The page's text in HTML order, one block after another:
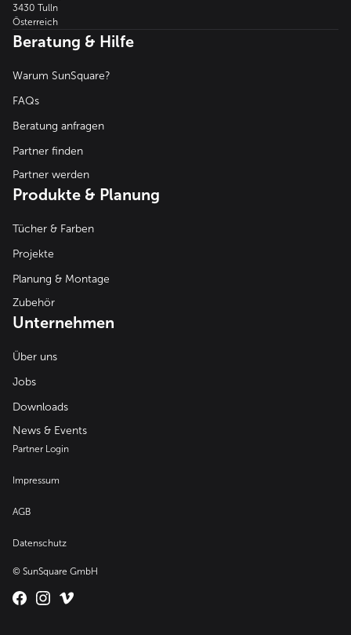
3430 Tulln
Österreich
Beratung & Hilfe
Warum SunSquare?
FAQs
Beratung anfragen
Partner finden
Partner werden
Produkte & Planung
Tücher & Farben
Projekte
Planung & Montage
Zubehör
Unternehmen
Über uns
Jobs
Downloads
News & Events
Partner Login
Impressum
AGB
Datenschutz
© SunSquare GmbH